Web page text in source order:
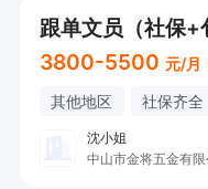
3800-5500 元/月
其他地区 社保齐全
沈小姐
中山市金将五金有限